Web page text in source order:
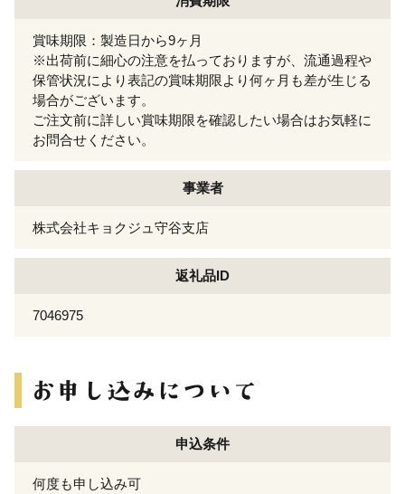
賞味期限：製造日から9ヶ月
※出荷前に細心の注意を払っておりますが、流通過程や
保管状況により表記の賞味期限より何ヶ月も差が生じる
場合がございます。
ご注文前に詳しい賞味期限を確認したい場合はお気軽に
お問合せください。
事業者
株式会社キョクジュ守谷支店
返礼品ID
7046975
申込条件
何度も申し込み可